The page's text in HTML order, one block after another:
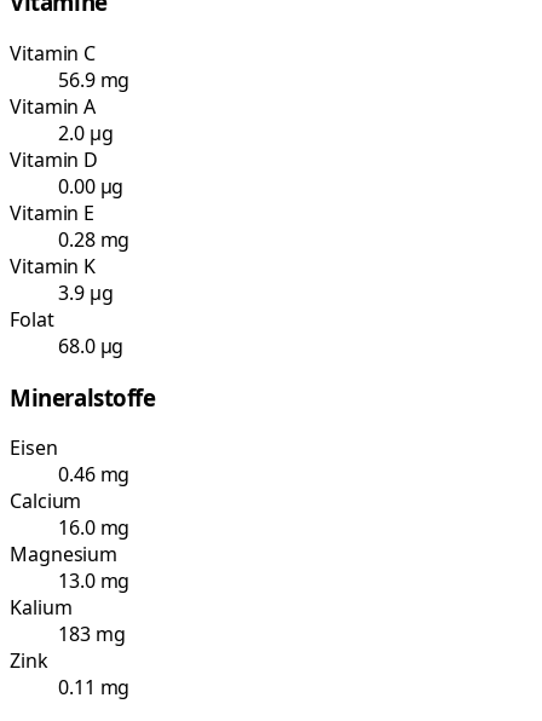
Vitamin C
56.9 mg
Vitamin A
2.0 µg
Vitamin D
0.00 µg
Vitamin E
0.28 mg
Vitamin K
3.9 µg
Folat
68.0 µg
Mineralstoffe
Eisen
0.46 mg
Calcium
16.0 mg
Magnesium
13.0 mg
Kalium
183 mg
Zink
0.11 mg